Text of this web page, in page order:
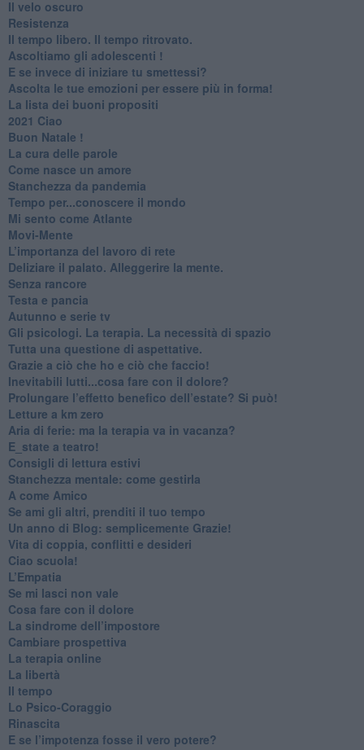
​Il velo oscuro
Resistenza
​Il tempo libero. Il tempo ritrovato.
Ascoltiamo gli adolescenti !
​E se invece di iniziare tu smettessi?
​Ascolta le tue emozioni per essere più in forma!
​La lista dei buoni propositi
2021 Ciao
Buon Natale !
​La cura delle parole
​Come nasce un amore
Stanchezza da pandemia
​Tempo per...conoscere il mondo
​Mi sento come Atlante
​Movi-Mente
​L’importanza del lavoro di rete
​Deliziare il palato. Alleggerire la mente.
​Senza rancore
​Testa e pancia
​Autunno e serie tv
​Gli psicologi. La terapia. La necessità di spazio
​Tutta una questione di aspettative.
​Grazie a ciò che ho e ciò che faccio!
​Inevitabili lutti...cosa fare con il dolore?
Prolungare l’effetto benefico dell’estate? Si può!
​Letture a km zero
​Aria di ferie: ma la terapia va in vacanza?
​E_state a teatro!
​Consigli di lettura estivi
​Stanchezza mentale: come gestirla
​A come Amico
​Se ami gli altri, prenditi il tuo tempo
​Un anno di Blog: semplicemente Grazie!
​Vita di coppia, conflitti e desideri
​Ciao scuola!
​L’Empatia
​Se mi lasci non vale
Cosa fare con il dolore
​La sindrome dell’impostore
​Cambiare prospettiva
La terapia online
La libertà
​Il tempo
​Lo Psico-Coraggio
Rinascita
​E se l’impotenza fosse il vero potere?